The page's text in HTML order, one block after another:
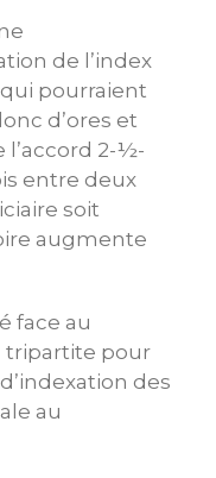
de l’index
pourraient
d’ores et
l’accord 2-½-
entre deux
soit
augmente
face au
tripartite pour
des
au